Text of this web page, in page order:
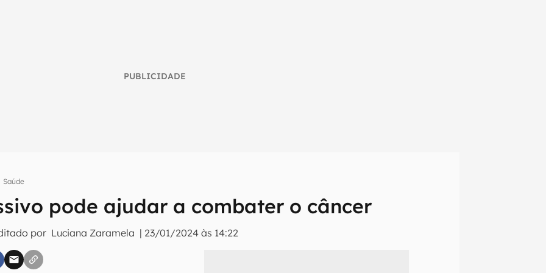
PUBLICIDADE
Saúde
pode ajudar a combater o câncer
por Luciana Zaramela | 23/01/2024 às 14:22
do Canaltech e receba notícias e reviews sobre tecnologia em primeira